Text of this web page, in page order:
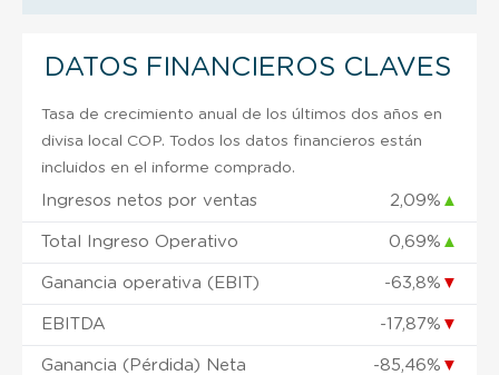
DATOS FINANCIEROS CLAVES
Tasa de crecimiento anual de los últimos dos años en
divisa local COP. Todos los datos financieros están
incluidos en el informe comprado.
Ingresos netos por ventas 2,09% ▲
Total Ingreso Operativo 0,69% ▲
Ganancia operativa (EBIT) -63,8% ▼
EBITDA -17,87% ▼
Ganancia (Pérdida) Neta -85,46% ▼